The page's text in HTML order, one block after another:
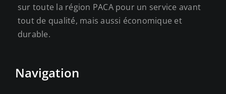
sur toute la région PACA pour un service avant
tout de qualité, mais aussi économique et
durable.
Navigation